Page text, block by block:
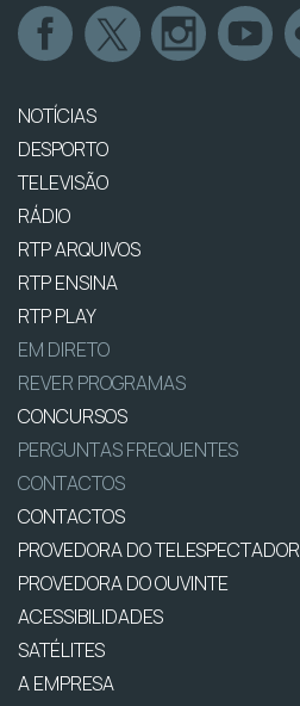
NOTÍCIAS
DESPORTO
TELEVISÃO
RÁDIO
RTP ARQUIVOS
RTP ENSINA
RTP PLAY
EM DIRETO
REVER PROGRAMAS
CONCURSOS
PERGUNTAS FREQUENTES
CONTACTOS
CONTACTOS
PROVEDORA DO TELESPECTADOR
PROVEDORA DO OUVINTE
ACESSIBILIDADES
SATÉLITES
A EMPRESA